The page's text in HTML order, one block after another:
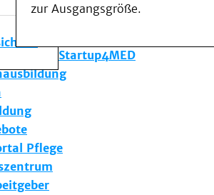
zur Ausgangsgröße.
UKD
Startup4MED
Pflege